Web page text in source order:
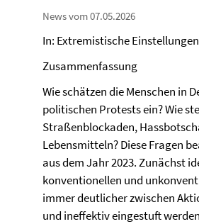
News vom 07.05.2026
In: Extremistische
Zusammenfassung
Wie schätzen die Menschen in
politischen Protests ein? Wie
Straßenblockaden,
Lebensmitteln? Diese Fragen
aus dem Jahr 2023. Zunächst
konventionellen und
immer deutlicher zwischen
und ineffektiv eingestuft